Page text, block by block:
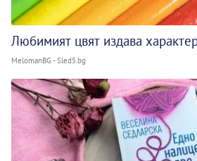
Любимият цвят издава
MelomanBG - Sled5.bg